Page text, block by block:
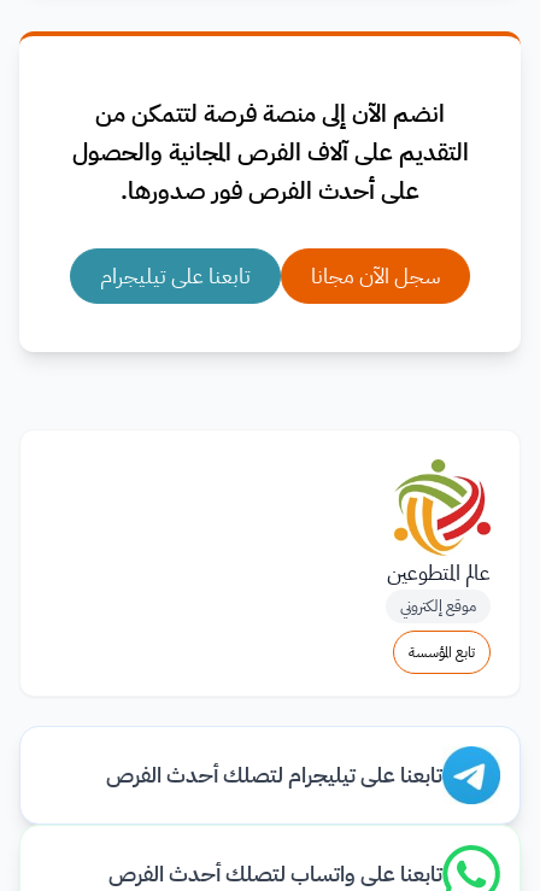
انضم الآن إلى منصة فرصة لتتمكن من
التقديم على آلاف الفرص المجانية والحصول
على أحدث الفرص فور صدورها.
سجل الآن مجانا تابعنا على تيليجرام
عالم المتطوعين
موقع إلكتروني
تابع المؤسسة
تابعنا على تيليجرام لتصلك أحدث الفرص
تابعنا على واتساب لتصلك أحدث الفرص